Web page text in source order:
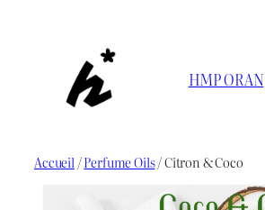
HMP ORAN
Accueil /Perfume Oils/ Citron & Coco